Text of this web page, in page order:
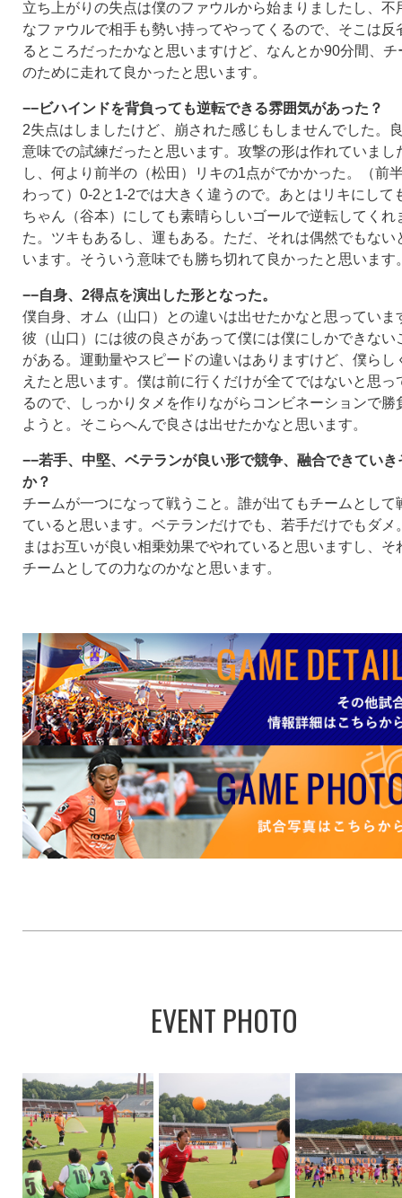
立ち上がりの失点は僕のファウルから始まりましたし、不
なファウルで相手も勢い持ってやってくるので、そこは反
るところだったかなと思いますけど、なんとか90分間、チ
のために走れて良かったと思います。
−−ビハインドを背負っても逆転できる雰囲気があった？
2失点はしましたけど、崩された感じもしませんでした。
意味での試練だったと思います。攻撃の形は作れていまし
し、何より前半の（松田）リキの1点がでかかった。（前
わって）0-2と1-2では大きく違うので。あとはリキにして
ちゃん（谷本）にしても素晴らしいゴールで逆転してくれ
た。ツキもあるし、運もある。ただ、それは偶然でもない
います。そういう意味でも勝ち切れて良かったと思います
−−自身、2得点を演出した形となった。
僕自身、オム（山口）との違いは出せたかなと思っていま
彼（山口）には彼の良さがあって僕には僕にしかできない
がある。運動量やスピードの違いはありますけど、僕らし
えたと思います。僕は前に行くだけが全てではないと思っ
るので、しっかりタメを作りながらコンビネーションで勝
ようと。そこらへんで良さは出せたかなと思います。
−−若手、中堅、ベテランが良い形で競争、融合できていき
か？
チームが一つになって戦うこと。誰が出てもチームとして
ていると思います。ベテランだけでも、若手だけでもダメ
まはお互いが良い相乗効果でやれていると思いますし、そ
チームとしての力なのかなと思います。
EVENT PHOTO